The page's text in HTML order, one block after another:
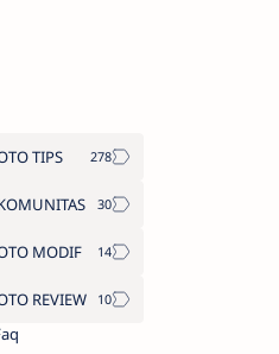
TIPS
MODIF
REVIEW